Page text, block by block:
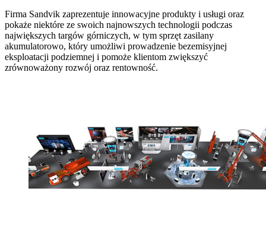
Firma Sandvik zaprezentuje innowacyjne produkty i usługi oraz
pokaże niektóre ze swoich najnowszych technologii podczas
największych targów górniczych, w tym sprzęt zasilany
akumulatorowo, który umożliwi prowadzenie bezemisyjnej
eksploatacji podziemnej i pomoże klientom zwiększyć
zrównoważony rozwój oraz rentowność.